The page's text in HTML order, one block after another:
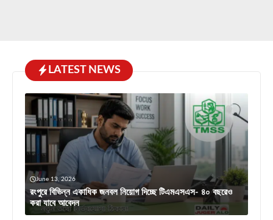
LATEST NEWS
June 13, 2026
রংপুরে বিভিন্ন একাধিক জনবল নিয়োগ দিচ্ছে টিএমএসএস- ৪০ বছরেও
করা যাবে আবেদন